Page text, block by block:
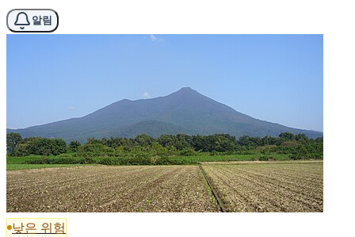
알림
낮은 위험